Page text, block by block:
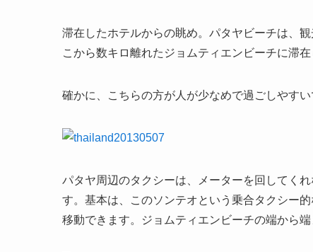
滞在したホテルからの眺め。パタヤビーチは、
こから数キロ離れたジョムティエンビーチに滞在
確かに、こちらの方が人が少なめで過ごしやす
パタヤ周辺のタクシーは、メーターを回してく
す。基本は、このソンテオという乗合タクシー
移動できます。ジョムティエンビーチの端から